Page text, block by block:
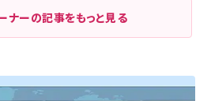
ナーの記事をもっと見る